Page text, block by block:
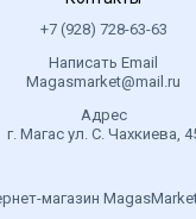
+7 (928) 728-63-63
Написать Email
Magasmarket@mail.ru
Адрес
г. Магас ул. С. Чахкиева,
магазин